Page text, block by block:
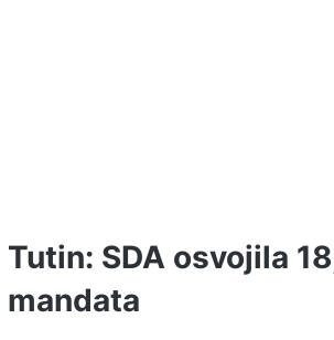
Tutin: SDA osvojila
mandata